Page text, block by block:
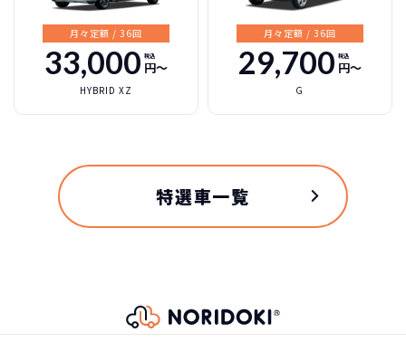
209 税込
2,098,800円
122
スズキ ハスラーの
スペック
グレード
車両重量
4名
月々定額 / 36回
33,000 税込
円〜
HYBRID XZ
月々定額 / 36回
29,700 税込
円〜
G
特選車一覧